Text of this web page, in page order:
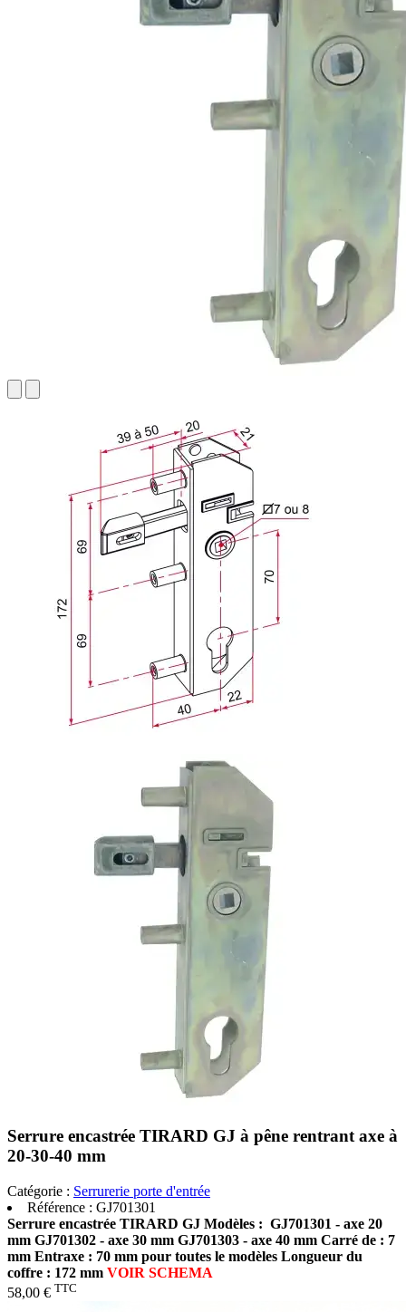
Serrure encastrée TIRARD GJ à pêne rentrant axe à
20-30-40 mm
Catégorie : Serrurerie porte d'entrée
Référence : GJ701301
Serrure encastrée TIRARD GJ Modèles : GJ701301 - axe 20
mm GJ701302 - axe 30 mm GJ701303 - axe 40 mm Carré de : 7
mm Entraxe : 70 mm pour toutes le modèles Longueur du
coffre : 172 mm VOIR SCHEMA
58,00 € TTC